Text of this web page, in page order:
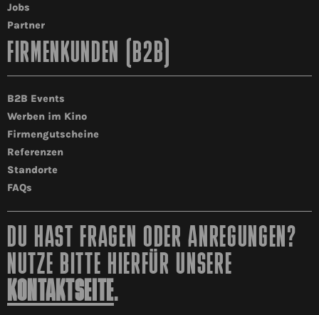
Jobs
Partner
FIRMENKUNDEN (B2B)
B2B Events
Werben im Kino
Firmengutscheine
Referenzen
Standorte
FAQs
DU HAST FRAGEN ODER ANREGUNGEN?
NUTZE BITTE HIERFÜR UNSERE
KONTAKTSEITE.